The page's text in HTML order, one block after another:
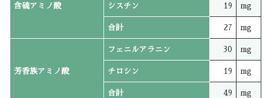
含硫アミノ酸 シスチン 19 mg
合計 27 mg
芳香族アミノ酸
フェニルアラニン 30 mg
チロシン 19 mg
合計 49 mg